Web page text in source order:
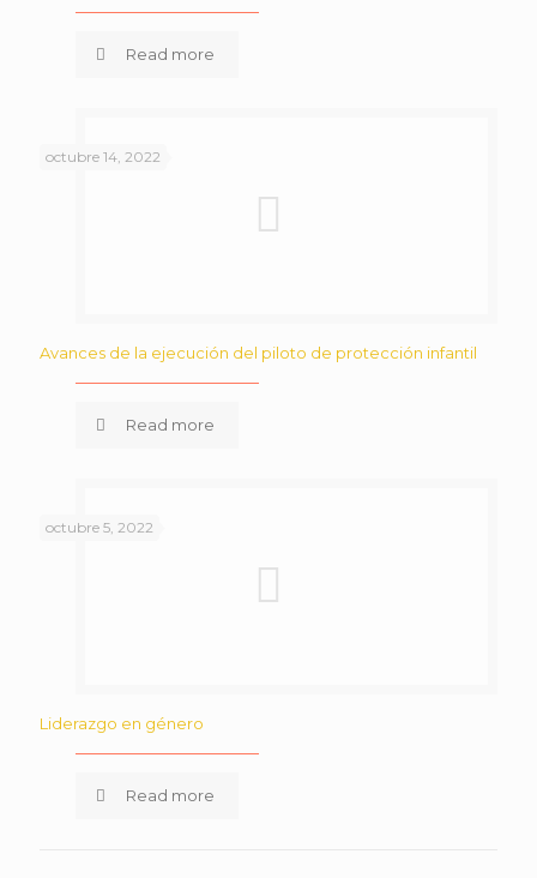
Read more
octubre 14, 2022
Avances de la ejecución del piloto de protección infantil
Read more
octubre 5, 2022
Liderazgo en género
Read more